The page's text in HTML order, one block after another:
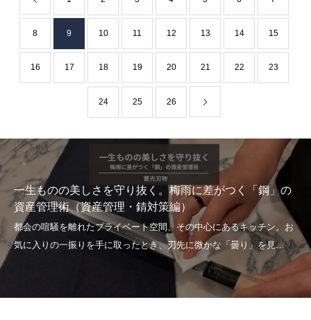
8 9 10 11 12 13 14 15
16 17 18 19 20 21 22 23
24 25 26
一生ものの美しさを守り抜く。梅雨に差がつく「鋼」の
資産管理術（資産管理・錆対策編）